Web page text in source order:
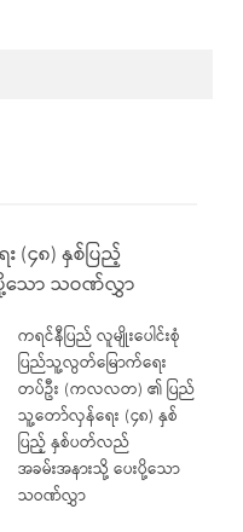
၄၈) နှစ်ပြည့်
သော သဝဏ်လွှာ
ကရင်နီပြည် လူမျိုးပေါင်းစုံ
ပြည်သူ့လွတ်မြောက်ရေး
တပ်ဦး (ကလလတ) ၏ ပြည်
သူ့တော်လှန်ရေး (၄၈) နှစ်
ပြည့် နှစ်ပတ်လည်
အခမ်းအနားသို့ ပေးပို့သော
သဝဏ်လွှာ